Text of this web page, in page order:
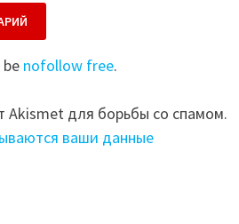
nofollow free.
Akismet для борьбы со спамом.
ваши данные